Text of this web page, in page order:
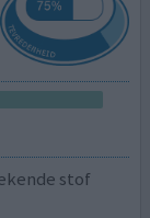
stof